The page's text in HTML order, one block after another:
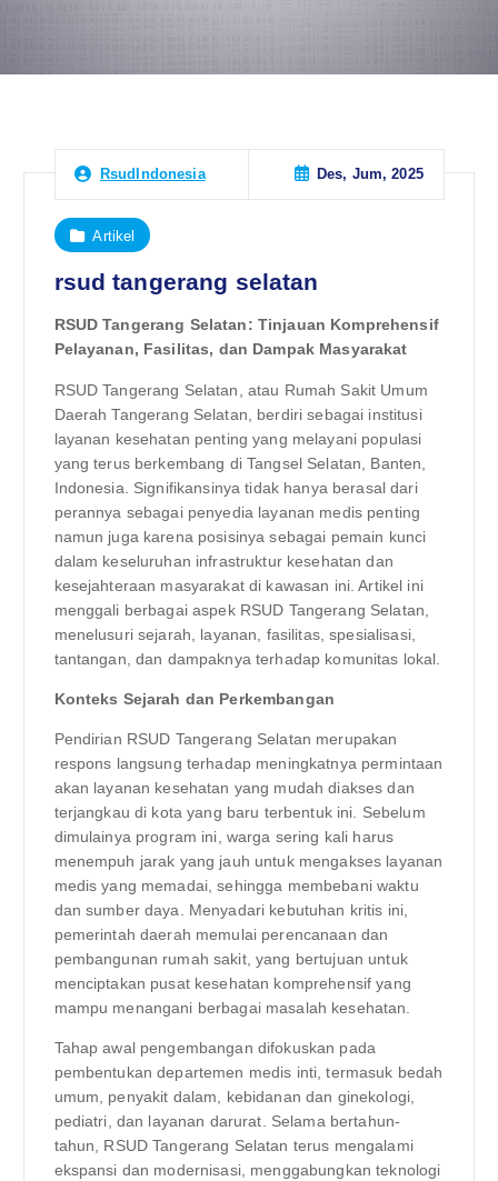
RsudIndonesia Des, Jum, 2025
Artikel
rsud tangerang selatan
RSUD Tangerang Selatan: Tinjauan Komprehensif
Pelayanan, Fasilitas, dan Dampak Masyarakat
RSUD Tangerang Selatan, atau Rumah Sakit Umum
Daerah Tangerang Selatan, berdiri sebagai institusi
layanan kesehatan penting yang melayani populasi
yang terus berkembang di Tangsel Selatan, Banten,
Indonesia. Signifikansinya tidak hanya berasal dari
perannya sebagai penyedia layanan medis penting
namun juga karena posisinya sebagai pemain kunci
dalam keseluruhan infrastruktur kesehatan dan
kesejahteraan masyarakat di kawasan ini. Artikel ini
menggali berbagai aspek RSUD Tangerang Selatan,
menelusuri sejarah, layanan, fasilitas, spesialisasi,
tantangan, dan dampaknya terhadap komunitas lokal.
Konteks Sejarah dan Perkembangan
Pendirian RSUD Tangerang Selatan merupakan
respons langsung terhadap meningkatnya permintaan
akan layanan kesehatan yang mudah diakses dan
terjangkau di kota yang baru terbentuk ini. Sebelum
dimulainya program ini, warga sering kali harus
menempuh jarak yang jauh untuk mengakses layanan
medis yang memadai, sehingga membebani waktu
dan sumber daya. Menyadari kebutuhan kritis ini,
pemerintah daerah memulai perencanaan dan
pembangunan rumah sakit, yang bertujuan untuk
menciptakan pusat kesehatan komprehensif yang
mampu menangani berbagai masalah kesehatan.
Tahap awal pengembangan difokuskan pada
pembentukan departemen medis inti, termasuk bedah
umum, penyakit dalam, kebidanan dan ginekologi,
pediatri, dan layanan darurat. Selama bertahun-
tahun, RSUD Tangerang Selatan terus mengalami
ekspansi dan modernisasi, menggabungkan teknologi